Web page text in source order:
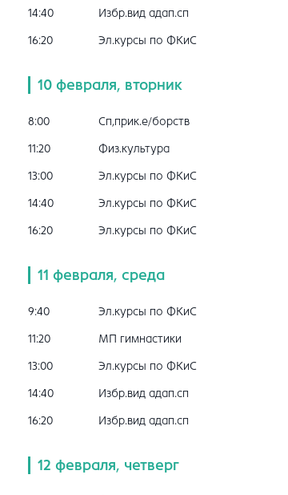
14:40 Избр.вид адап.сп
16:20 Эл.курсы по ФКиС
10 февраля, вторник
8:00 Сп,прик.е/борств
11:20 Физ.культура
13:00 Эл.курсы по ФКиС
14:40 Эл.курсы по ФКиС
16:20 Эл.курсы по ФКиС
11 февраля, среда
9:40 Эл.курсы по ФКиС
11:20 МП гимнастики
13:00 Эл.курсы по ФКиС
14:40 Избр.вид адап.сп
16:20 Избр.вид адап.сп
12 февраля, четверг